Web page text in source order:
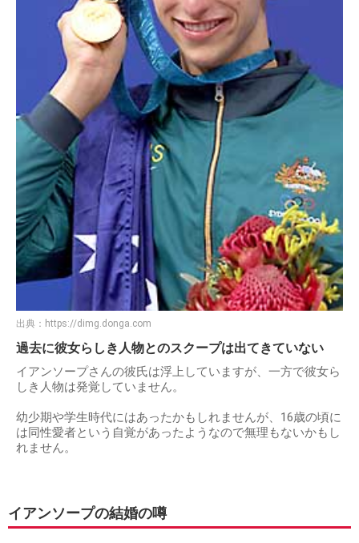
出典： https://dimg.donga.com
過去に彼女らしき人物とのスクープは出てきていない
イアンソープさんの彼氏は浮上していますが、一方で彼女ら
しき人物は発覚していません。
幼少期や学生時代にはあったかもしれませんが、16歳の頃に
は同性愛者という自覚があったようなので無理もないかもし
れません。
イアンソープの結婚の噂